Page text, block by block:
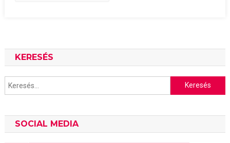
KERESÉS
Keresés:
SOCIAL MEDIA